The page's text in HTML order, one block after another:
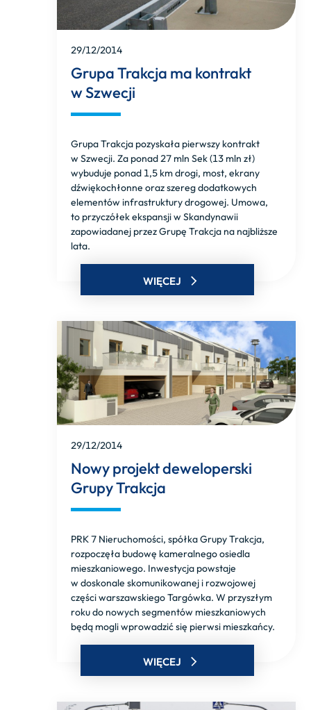
29/12/2014
Grupa Trakcja ma kontrakt
w Szwecji
Grupa Trakcja pozyskała pierwszy kontrakt
w Szwecji. Za ponad 27 mln Sek (13 mln zł)
wybuduje ponad 1,5 km drogi, most, ekrany
dźwiękochłonne oraz szereg dodatkowych
elementów infrastruktury drogowej. Umowa,
to przyczółek ekspansji w Skandynawii
zapowiadanej przez Grupę Trakcja na najbliższe
lata.
WIĘCEJ
29/12/2014
Nowy projekt deweloperski
Grupy Trakcja
PRK 7 Nieruchomości, spółka Grupy Trakcja,
rozpoczęła budowę kameralnego osiedla
mieszkaniowego. Inwestycja powstaje
w doskonale skomunikowanej i rozwojowej
części warszawskiego Targówka. W przyszłym
roku do nowych segmentów mieszkaniowych
będą mogli wprowadzić się pierwsi mieszkańcy.
WIĘCEJ